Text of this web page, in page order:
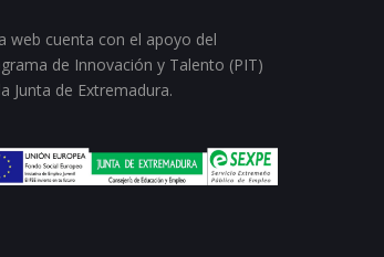
web cuenta con el apoyo del
de Innovación y Talento (PIT)
Junta de Extremadura.